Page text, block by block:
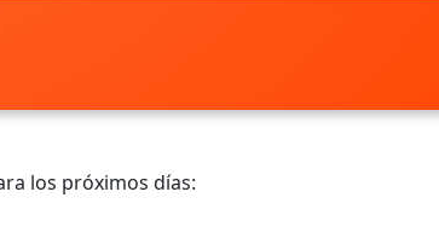
los próximos días: